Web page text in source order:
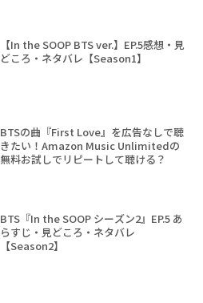
【In the SOOP BTS ver.】EP.5感想・見
どころ・ネタバレ【Season1】
BTSの曲『First Love』を広告なしで聴
きたい！Amazon Music Unlimitedの
無料お試しでリピートして聴ける？
BTS『In the SOOP シーズン2』EP.5 あ
らすじ・見どころ・ネタバレ
【Season2】